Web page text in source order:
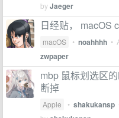
byJaeger
日经贴， macOS
macOS • noahhhh •
zwpaper
mbp 鼠标划选区
断掉
Apple • shakukansp